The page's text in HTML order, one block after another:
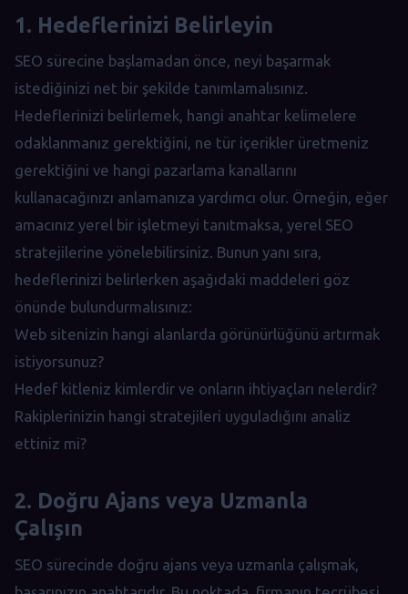
1. Hedeflerinizi Belirleyin
SEO sürecine başlamadan önce, neyi başarmak
istediğinizi net bir şekilde tanımlamalısınız.
Hedeflerinizi belirlemek, hangi anahtar kelimelere
odaklanmanız gerektiğini, ne tür içerikler üretmeniz
gerektiğini ve hangi pazarlama kanallarını
kullanacağınızı anlamanıza yardımcı olur. Örneğin, eğer
amacınız yerel bir işletmeyi tanıtmaksa, yerel SEO
stratejilerine yönelebilirsiniz. Bunun yanı sıra,
hedeflerinizi belirlerken aşağıdaki maddeleri göz
önünde bulundurmalısınız:
Web sitenizin hangi alanlarda görünürlüğünü artırmak
istiyorsunuz?
Hedef kitleniz kimlerdir ve onların ihtiyaçları nelerdir?
Rakiplerinizin hangi stratejileri uyguladığını analiz
ettiniz mi?
2. Doğru Ajans veya Uzmanla
Çalışın
SEO sürecinde doğru ajans veya uzmanla çalışmak,